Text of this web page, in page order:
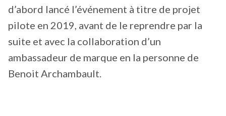
d’abord lancé l’événement à titre de projet
pilote en 2019, avant de le reprendre par la
suite et avec la collaboration d’un
ambassadeur de marque en la personne de
Benoit Archambault.